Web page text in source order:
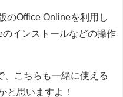
のOffice Onlineを利用し
インストールなどの操作
、こちらも一緒に使える
と思いますよ！